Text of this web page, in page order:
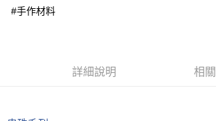
賣家宅配幫您送（台灣）
每筆NT$80，滿NT$3,000(含以上)免運費
免運費
#手作材料
詳細說明 相